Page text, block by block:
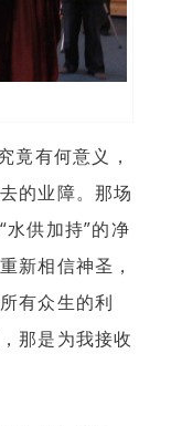
竟有何意义，
的业障。那场
供加持”的净
新相信神圣，
有众生的利
那是为我接收